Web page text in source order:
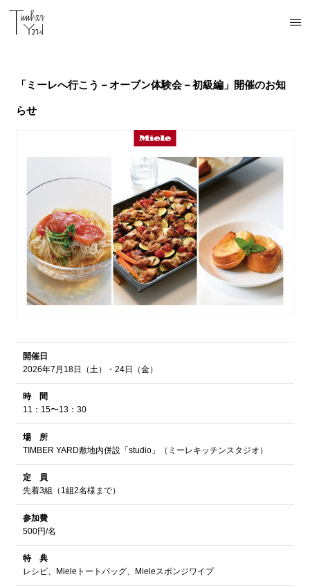
「ミーレへ行こう－オーブン体験会－初級編」開催のお知
らせ
開催日
2026年7月18日（土）・24日（金）
時 間
11：15〜13：30
場 所
TIMBER YARD敷地内併設「studio」（ミーレキッチンスタジオ）
定 員
先着3組（1組2名様まで）
参加費
500円/名
特 典
レシピ、Mieleトートバッグ、Mieleスポンジワイプ